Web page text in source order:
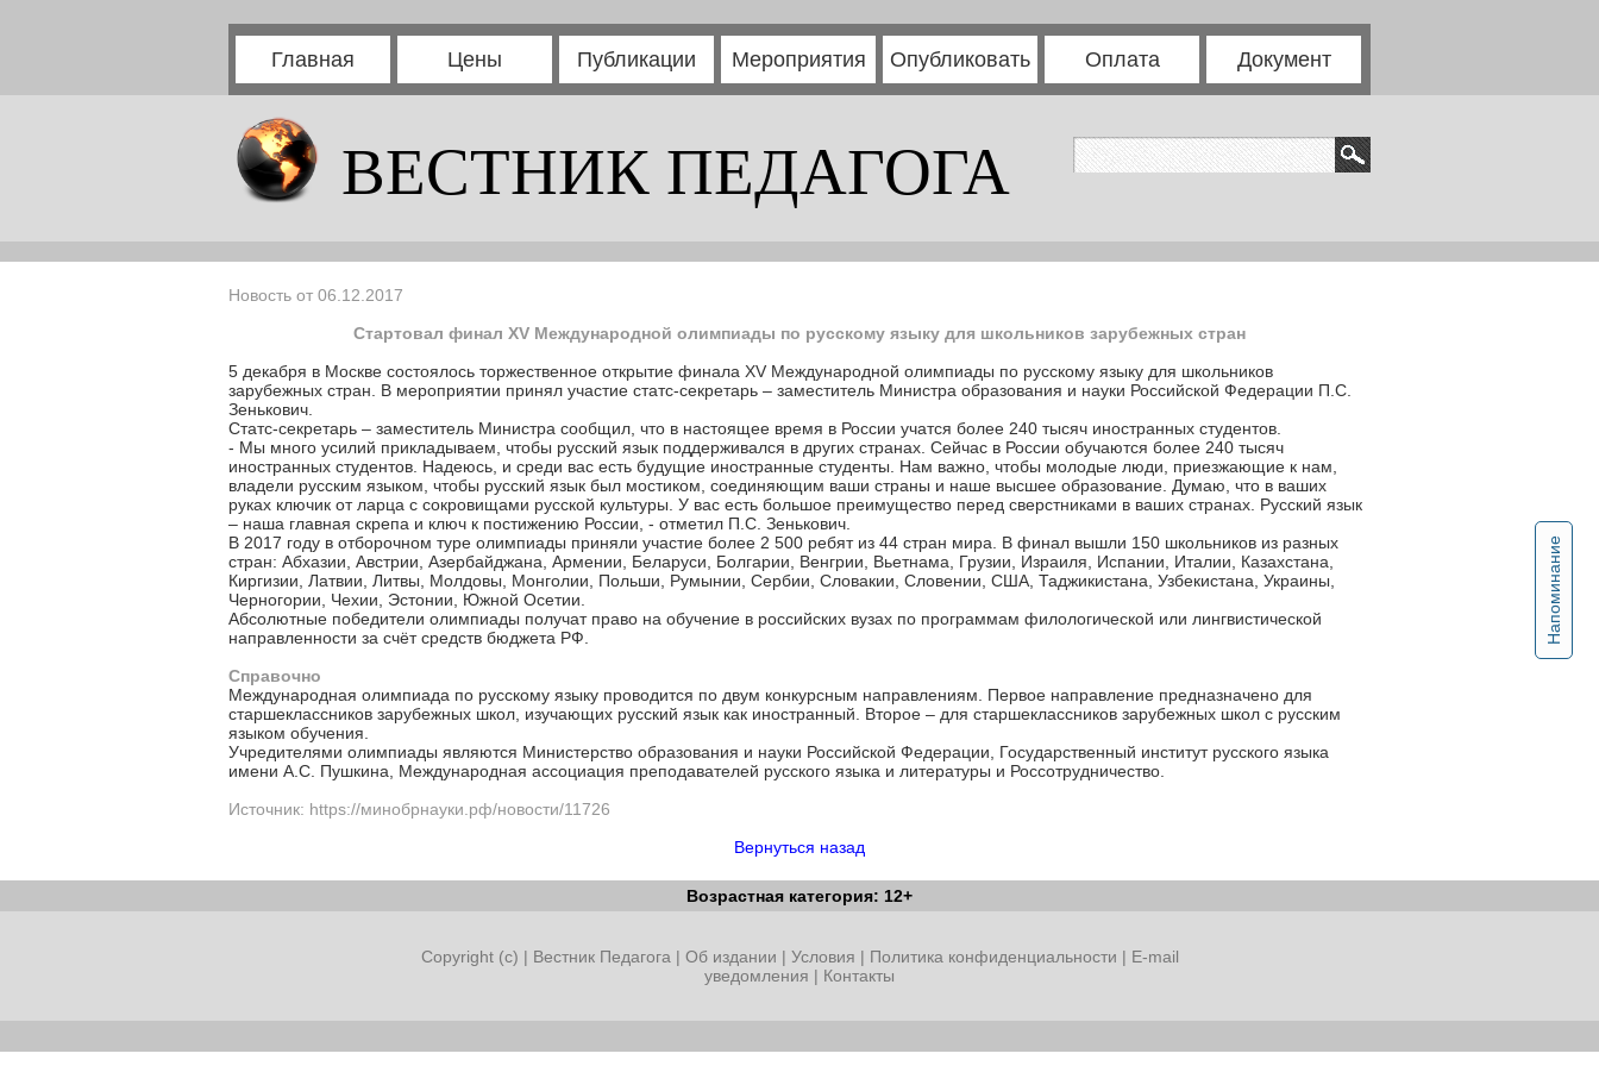
Главная Цены Публикации Мероприятия Опубликовать Оплата Документ
ВЕСТНИК ПЕДАГОГА
Напоминание
Новость от 06.12.2017
Стартовал финал XV Международной олимпиады по русскому языку для школьников зарубежных стран
5 декабря в Москве состоялось торжественное открытие финала XV Международной олимпиады по русскому языку для школьников
зарубежных стран. В мероприятии принял участие статс-секретарь – заместитель Министра образования и науки Российской Федерации П.С.
Зенькович.
Статс-секретарь – заместитель Министра сообщил, что в настоящее время в России учатся более 240 тысяч иностранных студентов.
- Мы много усилий прикладываем, чтобы русский язык поддерживался в других странах. Сейчас в России обучаются более 240 тысяч
иностранных студентов. Надеюсь, и среди вас есть будущие иностранные студенты. Нам важно, чтобы молодые люди, приезжающие к нам,
владели русским языком, чтобы русский язык был мостиком, соединяющим ваши страны и наше высшее образование. Думаю, что в ваших
руках ключик от ларца с сокровищами русской культуры. У вас есть большое преимущество перед сверстниками в ваших странах. Русский язык
– наша главная скрепа и ключ к постижению России, - отметил П.С. Зенькович.
В 2017 году в отборочном туре олимпиады приняли участие более 2 500 ребят из 44 стран мира. В финал вышли 150 школьников из разных
стран: Абхазии, Австрии, Азербайджана, Армении, Беларуси, Болгарии, Венгрии, Вьетнама, Грузии, Израиля, Испании, Италии, Казахстана,
Киргизии, Латвии, Литвы, Молдовы, Монголии, Польши, Румынии, Сербии, Словакии, Словении, США, Таджикистана, Узбекистана, Украины,
Черногории, Чехии, Эстонии, Южной Осетии.
Абсолютные победители олимпиады получат право на обучение в российских вузах по программам филологической или лингвистической
направленности за счёт средств бюджета РФ.
Справочно
Международная олимпиада по русскому языку проводится по двум конкурсным направлениям. Первое направление предназначено для
старшеклассников зарубежных школ, изучающих русский язык как иностранный. Второе – для старшеклассников зарубежных школ с русским
языком обучения.
Учредителями олимпиады являются Министерство образования и науки Российской Федерации, Государственный институт русского языка
имени А.С. Пушкина, Международная ассоциация преподавателей русского языка и литературы и Россотрудничество.
Источник: https://минобрнауки.рф/новости/11726
Вернуться назад
Возрастная категория: 12+
Copyright (c) | Вестник Педагога | Об издании | Условия | Политика конфиденциальности | E-mail
уведомления | Контакты